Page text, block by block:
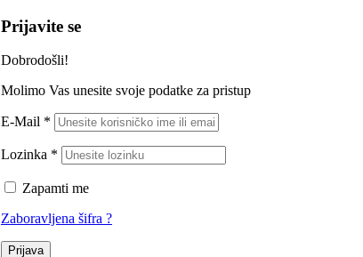
Prijavite se
Dobrodošli!
Molimo Vas unesite svoje podatke za pristup
E-Mail *
Lozinka *
Zapamti me
Zaboravljena šifra ?
Prijava